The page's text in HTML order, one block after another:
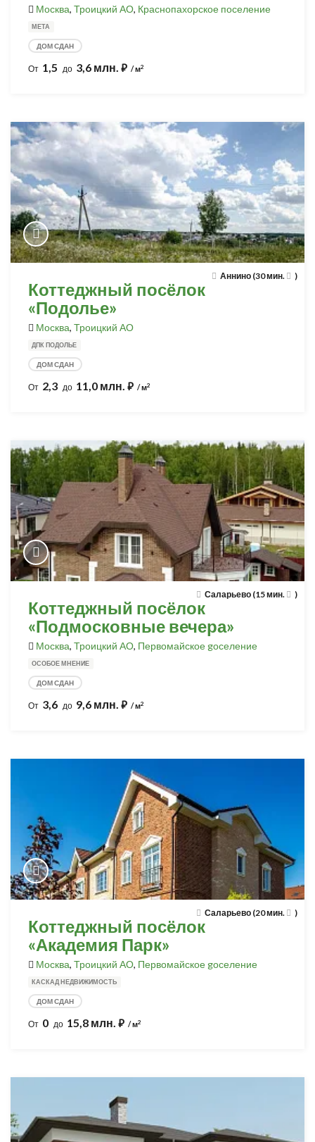
Москва, Троицкий АО, Краснопахорское поселение
МЕТА
ДОМ СДАН
От 1,5 до 3,6 млн. ⃏ / м2
Аннино (30 мин. )
Коттеджный посёлок
«Подолье»
Москва, Троицкий АО
ДПК ПОДОЛЬЕ
ДОМ СДАН
От 2,3 до 11,0 млн. ⃏ / м2
Саларьево (15 мин. )
Коттеджный посёлок
«Подмосковные вечера»
Москва, Троицкий АО, Первомайское gоселение
ОСОБОЕ МНЕНИЕ
ДОМ СДАН
От 3,6 до 9,6 млн. ⃏ / м2
Саларьево (20 мин. )
Коттеджный посёлок
«Академия Парк»
Москва, Троицкий АО, Первомайское gоселение
КАСКАД НЕДВИЖИМОСТЬ
ДОМ СДАН
От 0 до 15,8 млн. ⃏ / м2